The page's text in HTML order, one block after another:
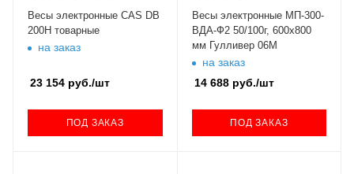
Весы электронные CAS DB
200Н товарные
на заказ
23 154 руб./шт
ПОД ЗАКАЗ
Весы электронные МП-300-
ВДА-Ф2 50/100г, 600х800
мм Гулливер 06М
на заказ
14 688руб./шт
ПОД ЗАКАЗ